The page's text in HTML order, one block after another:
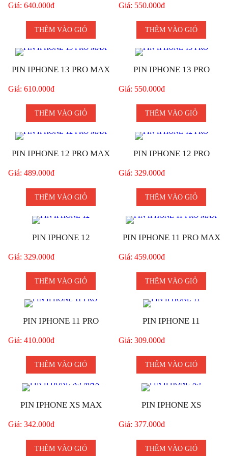
Giá: 640.000đ
THÊM VÀO GIỎ
Giá: 550.000đ
THÊM VÀO GIỎ
PIN IPHONE 13 PRO MAX
Giá: 610.000đ
THÊM VÀO GIỎ
PIN IPHONE 13 PRO
Giá: 550.000đ
THÊM VÀO GIỎ
PIN IPHONE 12 PRO MAX
Giá: 489.000đ
THÊM VÀO GIỎ
PIN IPHONE 12 PRO
Giá: 329.000đ
THÊM VÀO GIỎ
PIN IPHONE 12
Giá: 329.000đ
THÊM VÀO GIỎ
PIN IPHONE 11 PRO MAX
Giá: 459.000đ
THÊM VÀO GIỎ
PIN IPHONE 11 PRO
Giá: 410.000đ
THÊM VÀO GIỎ
PIN IPHONE 11
Giá: 309.000đ
THÊM VÀO GIỎ
PIN IPHONE XS MAX
Giá: 342.000đ
THÊM VÀO GIỎ
PIN IPHONE XS
Giá: 377.000đ
THÊM VÀO GIỎ